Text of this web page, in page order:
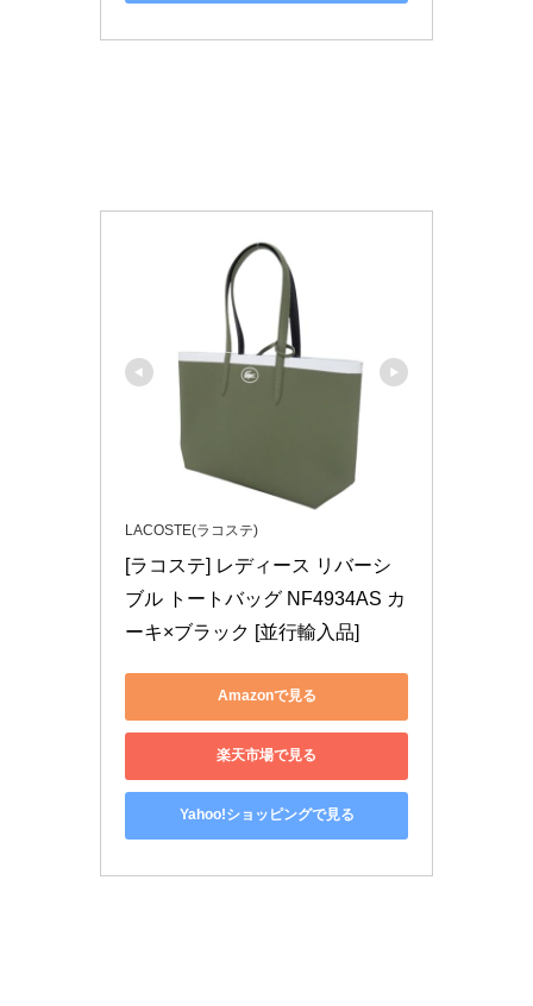
LACOSTE(ラコステ)
[ラコステ] レディース リバーシ
ブル トートバッグ NF4934AS カ
ーキ×ブラック [並行輸入品]
Amazonで見る
楽天市場で見る
Yahoo!ショッピングで見る